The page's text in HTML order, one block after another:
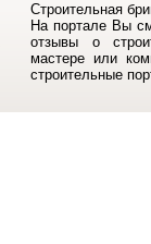
Строительная
На порталe Вы
отзывы о
мастере или
строительные